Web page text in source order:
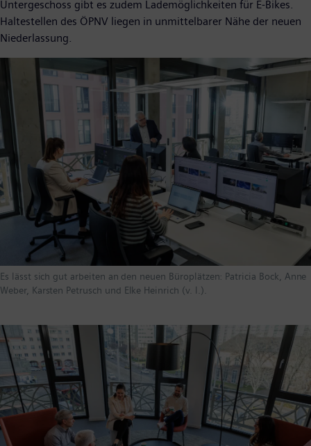
Untergeschoss gibt es zudem Lademöglichkeiten für E-Bikes.
Haltestellen des ÖPNV liegen in unmittelbarer Nähe der neuen
Niederlassung.
Es lässt sich gut arbeiten an den neuen Büroplätzen: Patricia Bock, Anne
Weber, Karsten Petrusch und Elke Heinrich (v. l.).